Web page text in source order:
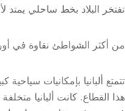
تفتخر البلاد بخط ساحلي
من أكثر الشواطئ نقاوة في
تتمتع ألبانيا بإمكانيات
هذا القطاع. كانت ألبانيا